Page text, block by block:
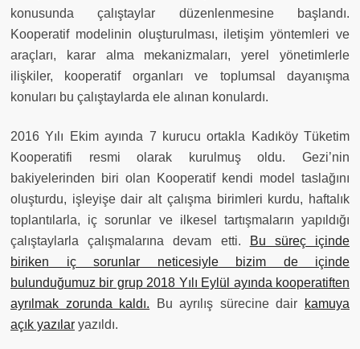
konusunda çalıştaylar düzenlenmesine başlandı.
Kooperatif modelinin oluşturulması, iletişim yöntemleri ve
araçları, karar alma mekanizmaları, yerel yönetimlerle
ilişkiler, kooperatif organları ve toplumsal dayanışma
konuları bu çalıştaylarda ele alınan konulardı.
2016 Yılı Ekim ayında 7 kurucu ortakla Kadıköy Tüketim
Kooperatifi resmi olarak kurulmuş oldu. Gezi’nin
bakiyelerinden biri olan Kooperatif kendi model taslağını
oluşturdu, işleyişe dair alt çalışma birimleri kurdu, haftalık
toplantılarla, iç sorunlar ve ilkesel tartışmaların yapıldığı
çalıştaylarla çalışmalarına devam etti.
Bu süreç içinde
biriken iç sorunlar neticesiyle bizim de içinde
bulunduğumuz bir grup 2018 Yılı Eylül ayında kooperatiften
ayrılmak zorunda kaldı. Bu ayrılış sürecine dair
kamuya
açık yazılar yazıldı.